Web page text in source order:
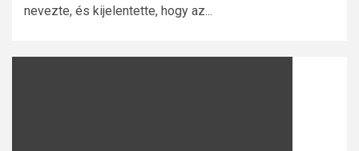
nevezte, és kijelentette, hogy az...